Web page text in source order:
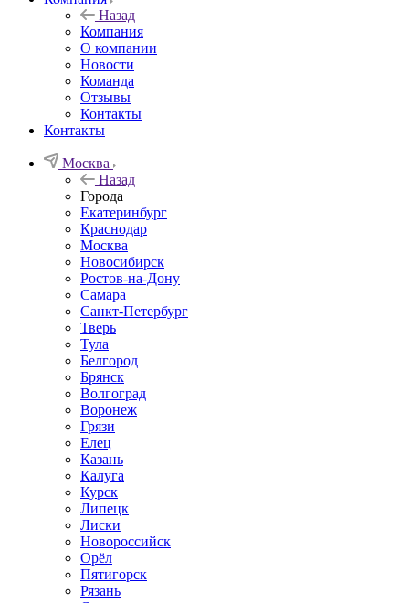
Назад
Компания
О компании
Новости
Команда
Отзывы
Контакты
Контакты
Москва
Назад
Города
Екатеринбург
Краснодар
Москва
Новосибирск
Ростов-на-Дону
Самара
Санкт-Петербург
Тверь
Тула
Белгород
Брянск
Волгоград
Воронеж
Грязи
Елец
Казань
Калуга
Курск
Липецк
Лиски
Новороссийск
Орёл
Пятигорск
Рязань